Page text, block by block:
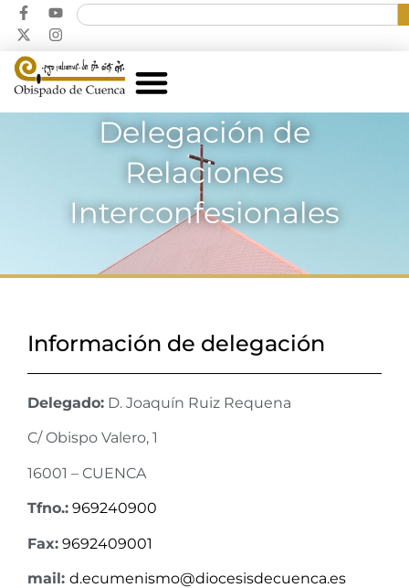
Delegación de
Relaciones
Interconfesionales
Información de delegación
Delegado: D. Joaquín Ruiz Requena
C/ Obispo Valero, 1
16001 – CUENCA
Tfno.: 969240900
Fax: 9692409001
mail: d.ecumenismo@diocesisdecuenca.es